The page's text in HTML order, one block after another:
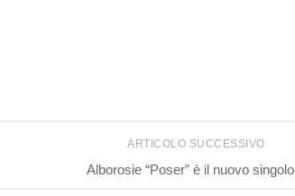
ARTICOLO SUCCESSIVO
Alborosie “Poser” è il nuovo singolo